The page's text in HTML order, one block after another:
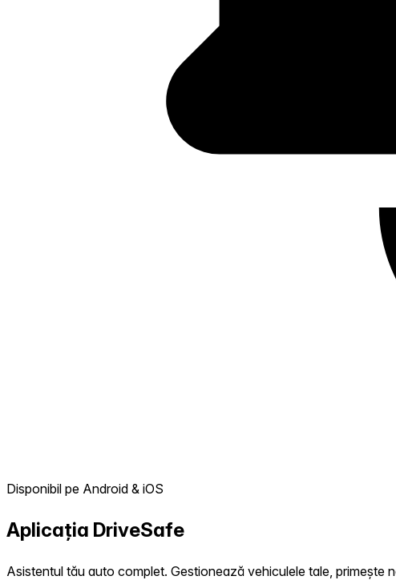
Disponibil pe Android & iOS
Aplicația DriveSafe
Asistentul tău auto complet. Gestionează vehiculele tale, primește